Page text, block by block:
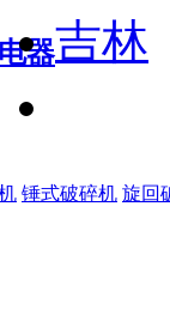
器
锤式破碎机 旋回
吉林